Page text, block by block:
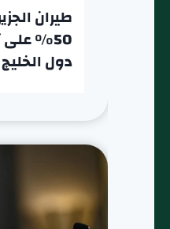
طيران
50%
دول الخليج